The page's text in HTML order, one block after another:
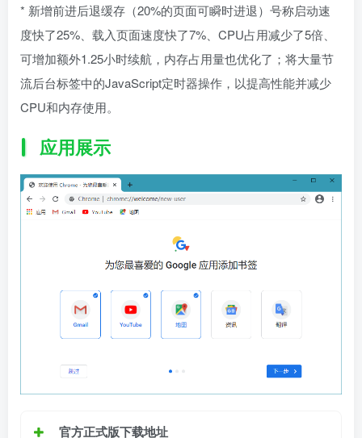
* 新增前进后退缓存（20%的页面可瞬时进退）号称启动速
度快了25%、载入页面速度快了7%、CPU占用减少了5倍、
可增加额外1.25小时续航，内存占用量也优化了；将大量节
流后台标签中的JavaScript定时器操作，以提高性能并减少
CPU和内存使用。
应用展示
官方正式版下载地址